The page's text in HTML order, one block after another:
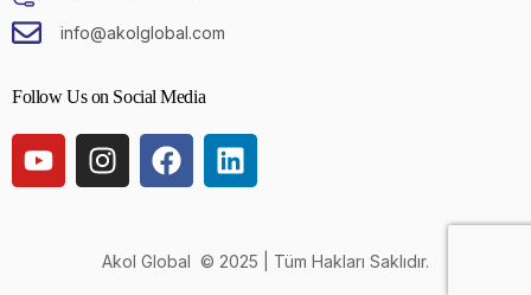
info@akolglobal.com
Follow Us on Social Media
Akol Global © 2025 | Tüm Hakları Saklıdır.